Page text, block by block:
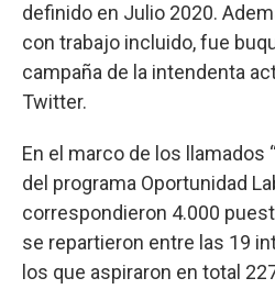
definido en Julio 2020.
con trabajo incluido, fue
campaña de la intendenta
Twitter.
En el marco de los llamados
del programa Oportunidad
correspondieron 4.000
se repartieron entre las 19
los que aspiraron en total